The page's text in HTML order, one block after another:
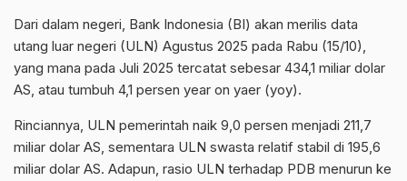
Dari dalam negeri, Bank Indonesia (BI) akan merilis data
utang luar negeri (ULN) Agustus 2025 pada Rabu (15/10),
yang mana pada Juli 2025 tercatat sebesar 434,1 miliar dolar
AS, atau tumbuh 4,1 persen year on yaer (yoy).
Rinciannya, ULN pemerintah naik 9,0 persen menjadi 211,7
miliar dolar AS, sementara ULN swasta relatif stabil di 195,6
miliar dolar AS. Adapun, rasio ULN terhadap PDB menurun ke